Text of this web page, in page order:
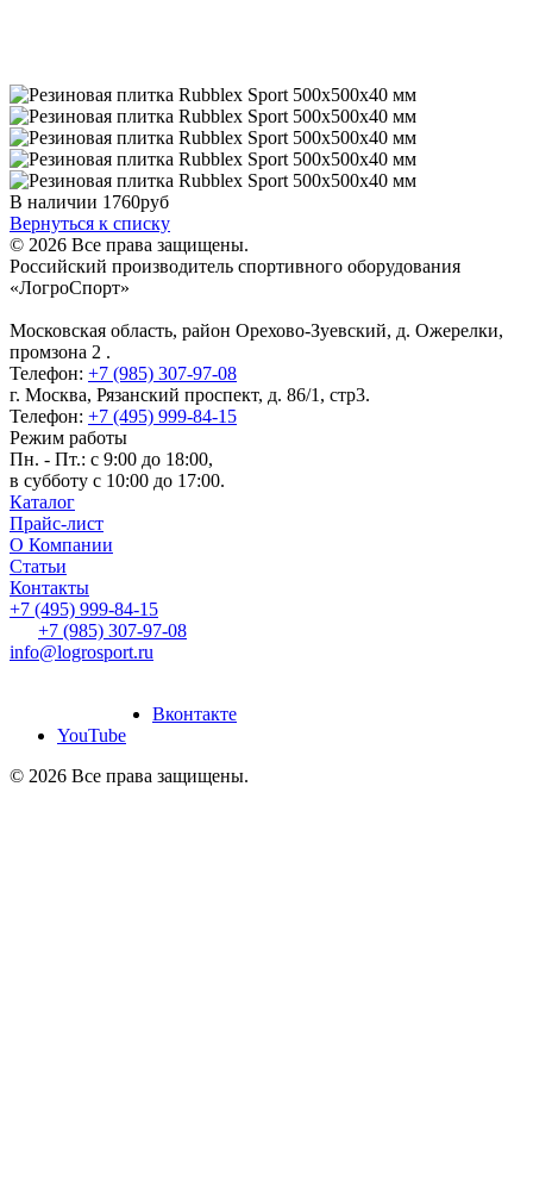
В наличии 1760руб
Вернуться к списку
© 2026 Все права защищены.
Российский производитель спортивного оборудования
«ЛогроСпорт»
Московская область, район Орехово-Зуевский, д. Ожерелки,
промзона 2 .
Телефон: +7 (985) 307-97-08
г. Москва, Рязанский проспект, д. 86/1, стр3.
Телефон: +7 (495) 999-84-15
Режим работы
Пн. - Пт.: с 9:00 до 18:00,
в субботу с 10:00 до 17:00.
Каталог
Прайс-лист
О Компании
Статьи
Контакты
+7 (495) 999-84-15
+7 (985) 307-97-08
info@logrosport.ru
Вконтакте
YouTube
© 2026 Все права защищены.